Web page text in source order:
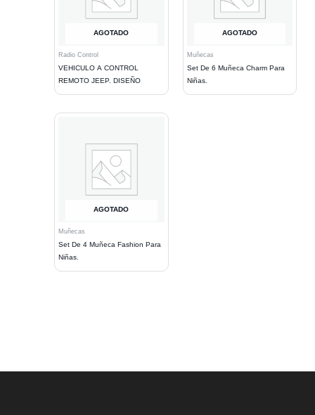
AGOTADO
Radio Control
VEHICULO A CONTROL
REMOTO JEEP. DISEÑO
AGOTADO
Muñecas
Set De 6 Muñeca Charm Para
Niñas.
AGOTADO
Muñecas
Set De 4 Muñeca Fashion Para
Niñas.